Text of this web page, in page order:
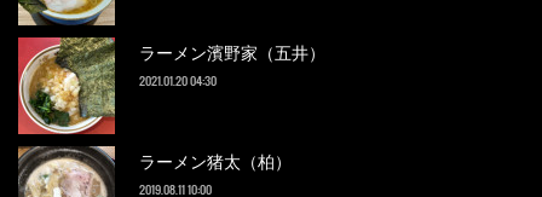
ラーメン濱野家（五井）
2021.01.20 04:30
ラーメン猪太（柏）
2019.08.11 10:00